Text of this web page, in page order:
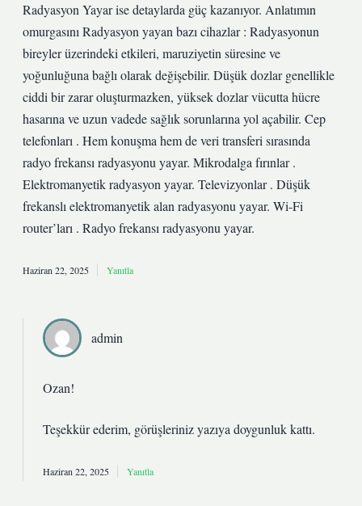
Radyasyon Yayar ise detaylarda güç kazanıyor. Anlatımın
omurgasını Radyasyon yayan bazı cihazlar : Radyasyonun
bireyler üzerindeki etkileri, maruziyetin süresine ve
yoğunluğuna bağlı olarak değişebilir. Düşük dozlar genellikle
ciddi bir zarar oluşturmazken, yüksek dozlar vücutta hücre
hasarına ve uzun vadede sağlık sorunlarına yol açabilir. Cep
telefonları . Hem konuşma hem de veri transferi sırasında
radyo frekansı radyasyonu yayar. Mikrodalga fırınlar .
Elektromanyetik radyasyon yayar. Televizyonlar . Düşük
frekanslı elektromanyetik alan radyasyonu yayar. Wi-Fi
router’ları . Radyo frekansı radyasyonu yayar.
Haziran 22, 2025 Yanıtla
admin
Ozan!
Teşekkür ederim, görüşleriniz yazıya doygunlukkattı.
Haziran 22, 2025 Yanıtla